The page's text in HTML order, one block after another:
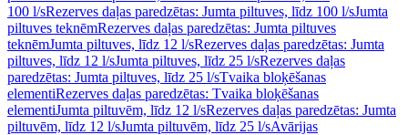
100 l/sRezerves daļas paredzētas: Jumta piltuves, līdz 100 l/sJumta
piltuves teknēmRezerves daļas paredzētas: Jumta piltuves
teknēmJumta piltuves, līdz 12 l/sRezerves daļas paredzētas: Jumta
piltuves, līdz 12 l/sJumta piltuves, līdz 25 l/sRezerves daļas
paredzētas: Jumta piltuves, līdz 25 l/sTvaika bloķēšanas
elementiRezerves daļas paredzētas: Tvaika bloķēšanas
elementiJumta piltuvēm, līdz 12 l/sRezerves daļas paredzētas: Jumta
piltuvēm, līdz 12 l/sJumta piltuvēm, līdz 25 l/sAvārijas